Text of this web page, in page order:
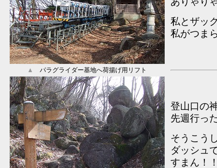
私とザッ
私がつま
▲ パラグライダー基地へ荷揚げ用リフト
登山口の
先週行っ
そうこう
ダッシュ
すまん！